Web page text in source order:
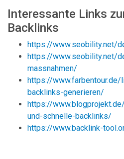
Interessante Links
Backlinks
https://www.seobility.net/
https://www.seobility.net/
massnahmen/
https://www.farbentour.de/
backlinks-generieren/
https://
und-schnelle-backlinks/
https://www.backlink-